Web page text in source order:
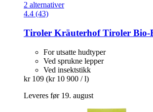
2 alternativer
4.4 (43)
Tiroler KräuterhofTiroler Bio-​
For utsatte hudtyper
Ved sprukne lepper
Ved insektstikk
kr 109 (kr 10 900 / l)
Leveres før 19. august